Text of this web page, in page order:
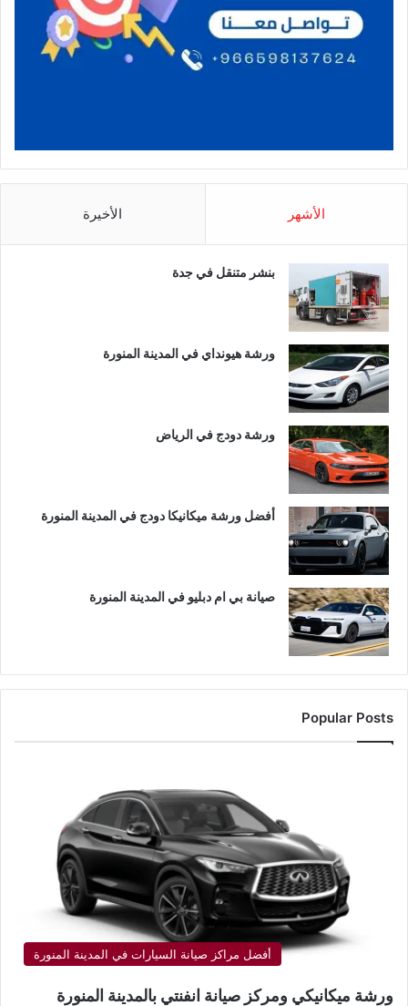
الأشهر الأخيرة
بنشر متنقل في جدة
ورشة هيونداي في المدينة المنورة
ورشة دودج في الرياض
أفضل ورشة ميكانيكا دودج في المدينة المنورة
صيانة بي ام دبليو في المدينة المنورة
Popular Posts
أفضل مراكز صيانة السيارات في المدينة المنورة
ورشة ميكانيكي ومركز صيانة انفنتي بالمدينة المنورة